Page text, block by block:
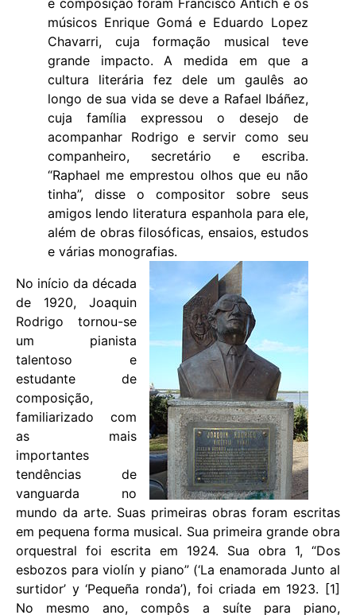
e composição foram Francisco Antich e os
músicos Enrique Gomá e Eduardo Lopez
Chavarri, cuja formação musical teve
grande impacto. A medida em que a
cultura literária fez dele um gaulês ao
longo de sua vida se deve a Rafael Ibáñez,
cuja família expressou o desejo de
acompanhar Rodrigo e servir como seu
companheiro, secretário e escriba.
“Raphael me emprestou olhos que eu não
tinha”, disse o compositor sobre seus
amigos lendo literatura espanhola para ele,
além de obras filosóficas, ensaios, estudos
e várias monografias.
No início da década
de 1920, Joaquin
Rodrigo tornou-se
um pianista
talentoso e
estudante de
composição,
familiarizado com
as mais
importantes
tendências de
vanguarda no
mundo da arte. Suas primeiras obras foram escritas
em pequena forma musical. Sua primeira grande obra
orquestral foi escrita em 1924. Sua obra 1, “Dos
esbozos para violín y piano” (‘La enamorada Junto al
surtidor’ y ‘Pequeña ronda’), foi criada em 1923. [1]
No mesmo ano, compôs a suíte para piano,